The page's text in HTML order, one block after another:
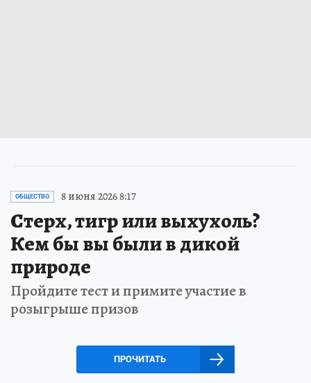
ОБЩЕСТВО 8 июня 2026 8:17
Стерх, тигр или выхухоль?
Кем бы вы были в дикой
природе
Пройдите тест и примите участие в
розыгрыше призов
ПРОЧИТАТЬ